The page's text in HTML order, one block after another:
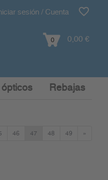
sesión / Cuenta
0 0,00 €
Rebajas
46 47 48 49 »